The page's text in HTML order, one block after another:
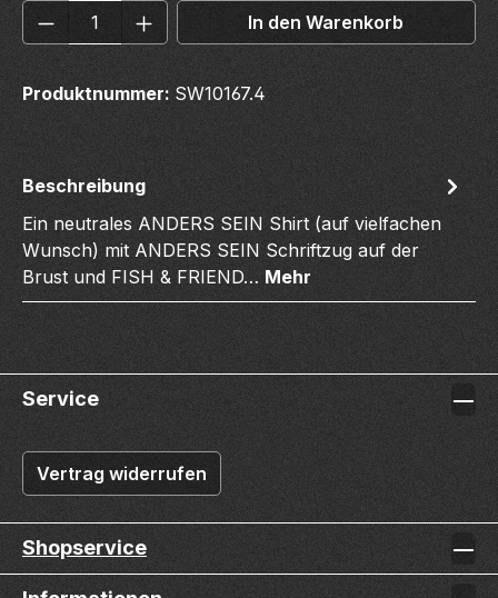
Produkt Anzahl: Gib denIn den Warenkorb
Produktnummer: SW10167.4
Beschreibung
Ein neutrales ANDERS SEIN Shirt (auf vielfachen
Wunsch) mit ANDERS SEIN Schriftzug auf der
Brust und FISH & FRIEND… Mehr
Service
Vertrag widerrufen
Shopservice